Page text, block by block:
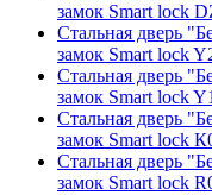
замок Smart lock
Стальная дверь
замок Smart lock
Стальная дверь
замок Smart lock
Стальная дверь
замок Smart lock
Стальная дверь
замок Smart lock